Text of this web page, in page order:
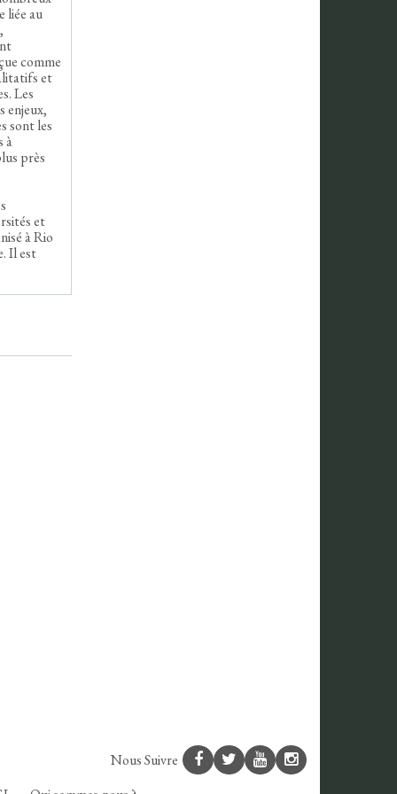
liée au
comme
et
Les
enjeux,
sont les
à
près
et
à Rio
Il est
Nous Suivre